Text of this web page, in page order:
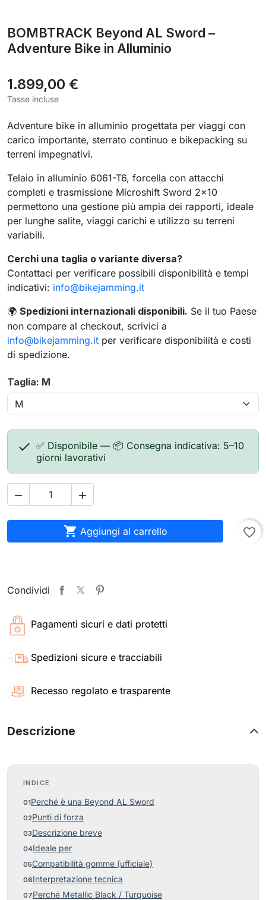
BOMBTRACK Beyond AL Sword –
Adventure Bike in Alluminio
1.899,00 €
Tasse incluse
Adventure bike in alluminio progettata per viaggi con
carico importante, sterrato continuo e bikepacking su
terreni impegnativi.
Telaio in alluminio 6061-T6, forcella con attacchi
completi e trasmissione Microshift Sword 2×10
permettono una gestione più ampia dei rapporti, ideale
per lunghe salite, viaggi carichi e utilizzo su terreni
variabili.
Cerchi una taglia o variante diversa?
Contattaci per verificare possibili disponibilità e tempi
indicativi: info@bikejamming.it
🌍 Spedizioni internazionali disponibili. Se il tuo Paese
non compare al checkout, scrivici a
info@bikejamming.it per verificare disponibilità e costi
di spedizione.
Taglia: M
 ✅ Disponibile — 📦 Consegna indicativa: 5–10
giorni lavorativi
 
 Aggiungi al carrello favorite_border
Condividi
Pagamenti sicuri e dati protetti
Spedizioni sicure e tracciabili
Recesso regolato e trasparente
Descrizione
INDICE
Perché è una Beyond AL Sword
Punti di forza
Descrizione breve
Ideale per
Compatibilità gomme (ufficiale)
Interpretazione tecnica
Perché Metallic Black / Turquoise